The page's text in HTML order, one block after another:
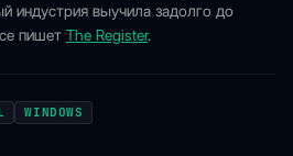
индустрия выучила задолго до
пишет The Register.
WINDOWS